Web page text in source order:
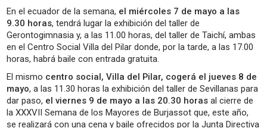
En el ecuador de la semana, el miércoles 7 de mayo a las
9.30 horas, tendrá lugar la exhibición del taller de
Gerontogimnasia y, a las 11.00 horas, del taller de Taichí, ambas
en el Centro Social Villa del Pilar donde, por la tarde, a las 17.00
horas, habrá baile con entrada gratuita.
El mismo centro social, Villa del Pilar, cogerá el jueves 8 de
mayo, a las 11.30 horas la exhibición del taller de Sevillanas para
dar paso, el viernes 9 de mayo a las 20.30 horas al cierre de
la XXXVII Semana de los Mayores de Burjassot que, este año,
se realizará con una cena y baile ofrecidos por la Junta Directiva